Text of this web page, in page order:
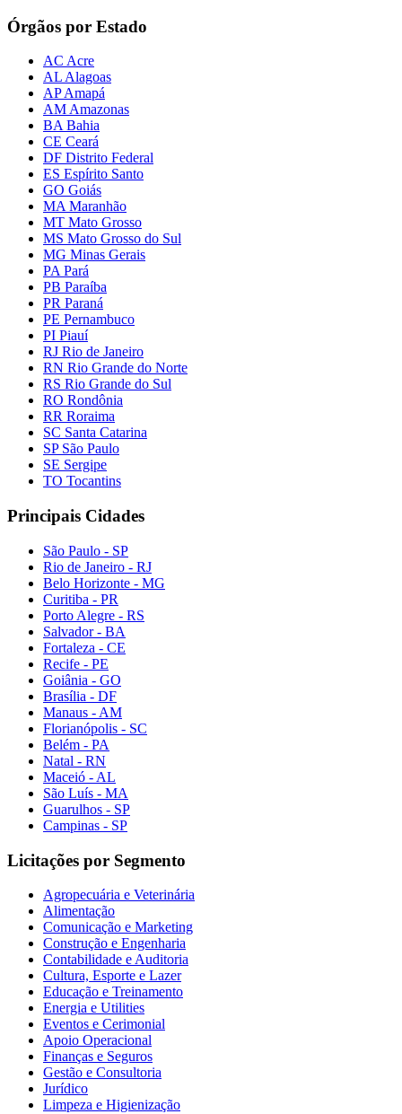
Órgãos por Estado
AC Acre
AL Alagoas
AP Amapá
AM Amazonas
BA Bahia
CE Ceará
DF Distrito Federal
ES Espírito Santo
GO Goiás
MA Maranhão
MT Mato Grosso
MS Mato Grosso do Sul
MG Minas Gerais
PA Pará
PB Paraíba
PR Paraná
PE Pernambuco
PI Piauí
RJ Rio de Janeiro
RN Rio Grande do Norte
RS Rio Grande do Sul
RO Rondônia
RR Roraima
SC Santa Catarina
SP São Paulo
SE Sergipe
TO Tocantins
Principais Cidades
São Paulo - SP
Rio de Janeiro - RJ
Belo Horizonte - MG
Curitiba - PR
Porto Alegre - RS
Salvador - BA
Fortaleza - CE
Recife - PE
Goiânia - GO
Brasília - DF
Manaus - AM
Florianópolis - SC
Belém - PA
Natal - RN
Maceió - AL
São Luís - MA
Guarulhos - SP
Campinas - SP
Licitações por Segmento
Agropecuária e Veterinária
Alimentação
Comunicação e Marketing
Construção e Engenharia
Contabilidade e Auditoria
Cultura, Esporte e Lazer
Educação e Treinamento
Energia e Utilities
Eventos e Cerimonial
Apoio Operacional
Finanças e Seguros
Gestão e Consultoria
Jurídico
Limpeza e Higienização